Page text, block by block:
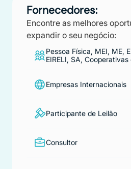
Fornecedores:
Encontre as melhores
expandir o seu negócio:
Pessoa Física, MEI, ME,
EIRELI, SA,
Empresas Internacionais
Participante de Leilão
Consultor